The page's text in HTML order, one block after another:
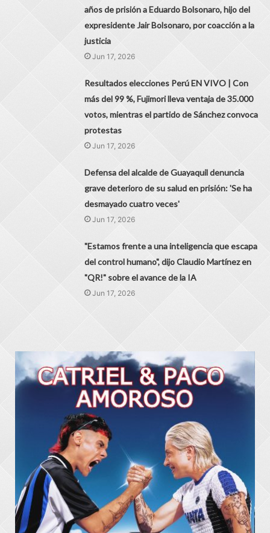
años de prisión a Eduardo Bolsonaro, hijo del
expresidente Jair Bolsonaro, por coacción a la
justicia
Jun 17, 2026
Resultados elecciones Perú EN VIVO | Con
más del 99 %, Fujimori lleva ventaja de 35.000
votos, mientras el partido de Sánchez convoca
protestas
Jun 17, 2026
Defensa del alcalde de Guayaquil denuncia
grave deterioro de su salud en prisión: 'Se ha
desmayado cuatro veces'
Jun 17, 2026
"Estamos frente a una inteligencia que escapa
del control humano", dijo Claudio Martínez en
"QR!" sobre el avance de la IA
Jun 17, 2026